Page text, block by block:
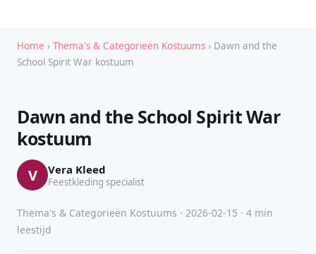
Home › Thema's & Categorieën Kostuums › Dawn and the
School Spirit War kostuum
Dawn and the School Spirit War
kostuum
V Vera Kleed
Feestkleding specialist
Thema's & Categorieën Kostuums · 2026-02-15 · 4 min
leestijd